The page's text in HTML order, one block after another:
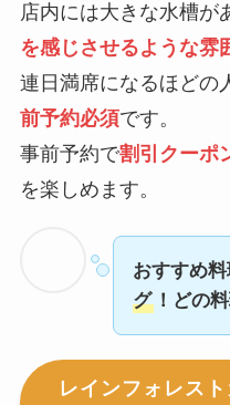
店内には大きな水槽が
を感じさせるような雰
連日満席になるほどの
前予約必須です。
事前予約で割引クーポ
を楽しめます。
おすすめ料
グ！どの
レインフォレス